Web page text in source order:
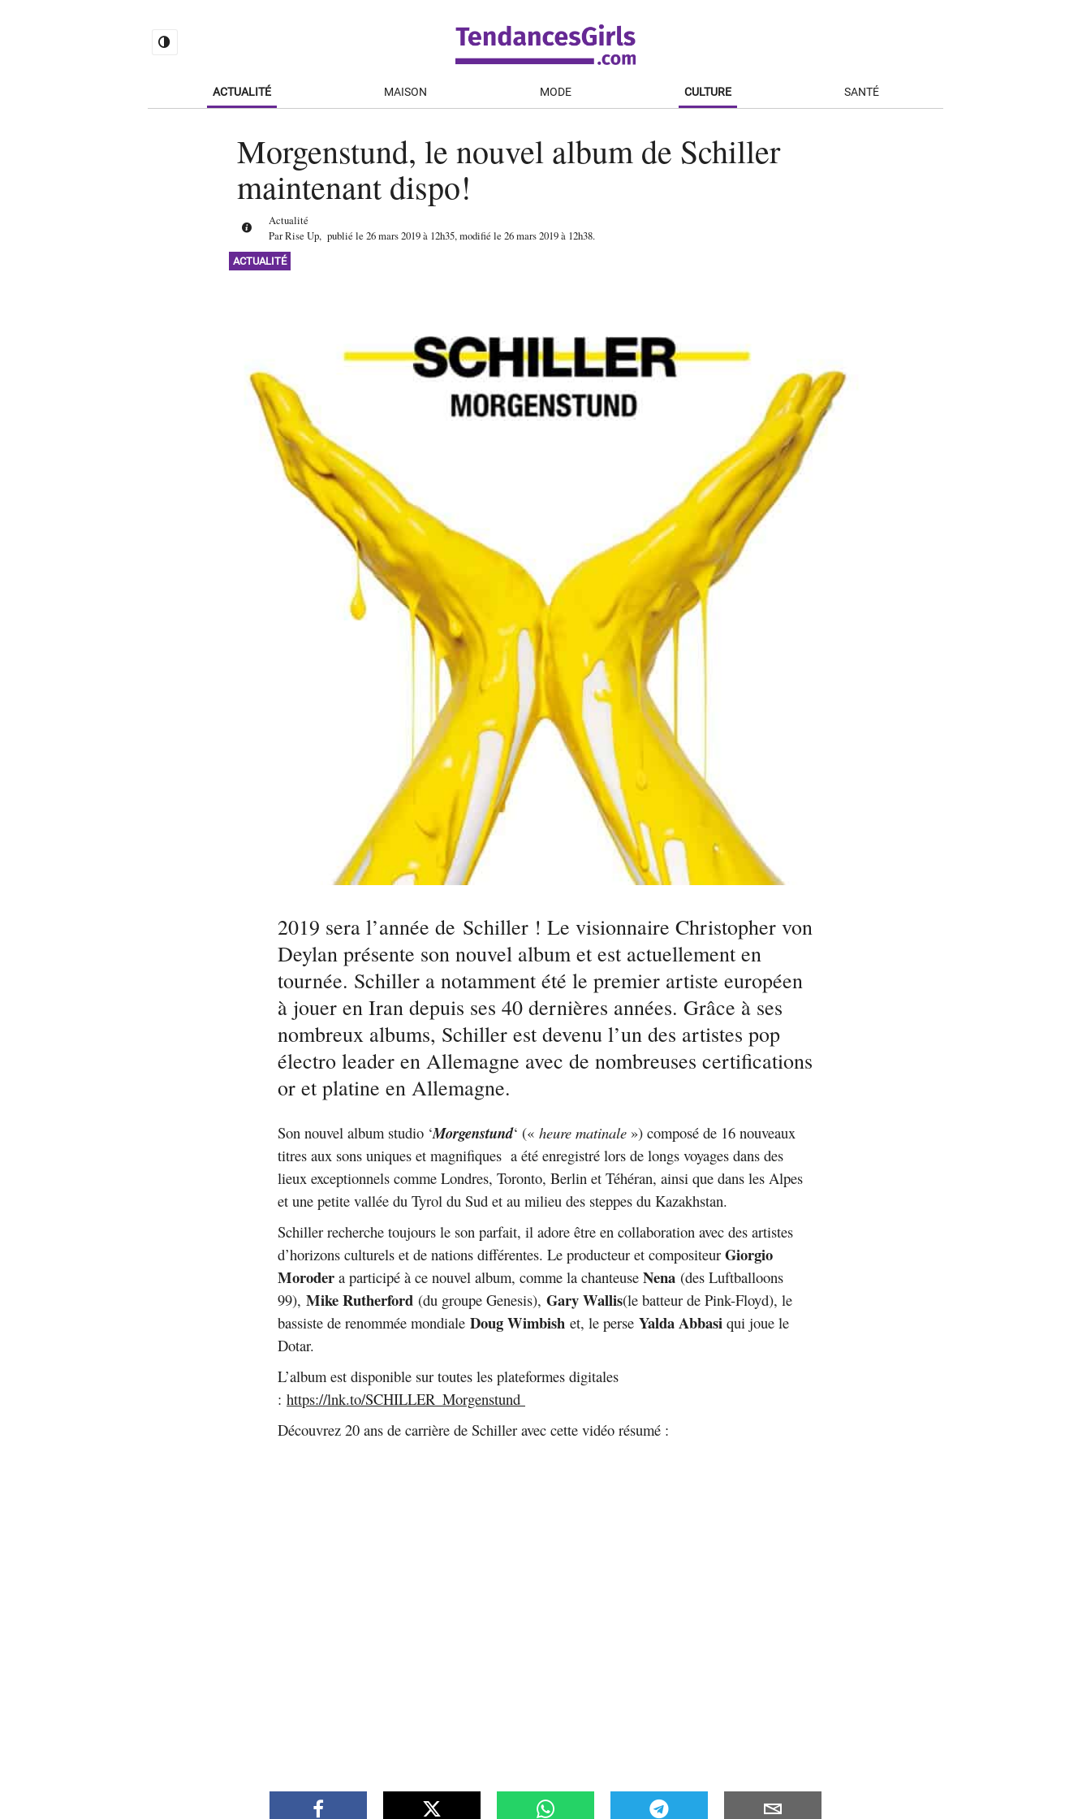
ACTUALITÉ MAISON MODE CULTURE SANTÉ
Morgenstund, le nouvel album de Schiller
maintenant dispo!
Actualité
ParRise Up, publié le 26 mars 2019à 12h35, modifié le 26 mars 2019 à 12h38.
ACTUALITÉ
2019 sera l’année de Schiller ! Le visionnaire Christopher von
Deylan présente son nouvel album et est actuellement en
tournée. Schiller a notamment été le premier artiste européen
à jouer en Iran depuis ses 40 dernières années. Grâce à ses
nombreux albums, Schiller est devenu l’un des artistes pop
électro leader en Allemagne avec de nombreuses certifications
or et platine en Allemagne.
Son nouvel album studio ‘Morgenstund‘ (« heure matinale ») composé de 16 nouveaux
titres aux sons uniques et magnifiques a été enregistré lors de longs voyages dans des
lieux exceptionnels comme Londres, Toronto, Berlin et Téhéran, ainsi que dans les Alpes
et une petite vallée du Tyrol du Sud et au milieu des steppes du Kazakhstan.
Schiller recherche toujours le son parfait, il adore être en collaboration avec des artistes
d’horizons culturels et de nations différentes. Le producteur et compositeur Giorgio
Moroder a participé à ce nouvel album, comme la chanteuse Nena (des Luftballoons
99), Mike Rutherford (du groupe Genesis), Gary Wallis(le batteur de Pink-Floyd), le
bassiste de renommée mondiale Doug Wimbish et, le perse Yalda Abbasi qui joue le
Dotar.
L’album est disponible sur toutes les plateformes digitales
: https://lnk.to/SCHILLER_Morgenstund
Découvrez 20 ans de carrière de Schiller avec cette vidéo résumé :